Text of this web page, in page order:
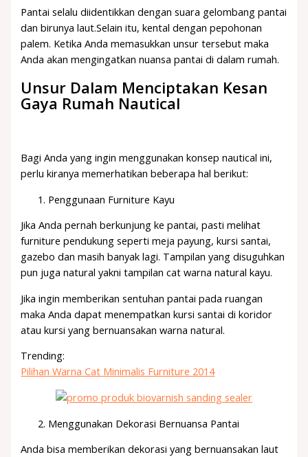
Pantai selalu diidentikkan dengan suara gelombang pantai
dan birunya laut.Selain itu, kental dengan pepohonan
palem. Ketika Anda memasukkan unsur tersebut maka
Anda akan mengingatkan nuansa pantai di dalam rumah.
Unsur Dalam Menciptakan Kesan
Gaya Rumah Nautical
Bagi Anda yang ingin menggunakan konsep nautical ini,
perlu kiranya memerhatikan beberapa hal berikut:
Penggunaan Furniture Kayu
Jika Anda pernah berkunjung ke pantai, pasti melihat
furniture pendukung seperti meja payung, kursi santai,
gazebo dan masih banyak lagi. Tampilan yang disuguhkan
pun juga natural yakni tampilan cat warna natural kayu.
Jika ingin memberikan sentuhan pantai pada ruangan
maka Anda dapat menempatkan kursi santai di koridor
atau kursi yang bernuansakan warna natural.
Trending:
Pilihan Warna Cat Minimalis Furniture 2014
Menggunakan Dekorasi Bernuansa Pantai
Anda bisa memberikan dekorasi yang bernuansakan laut